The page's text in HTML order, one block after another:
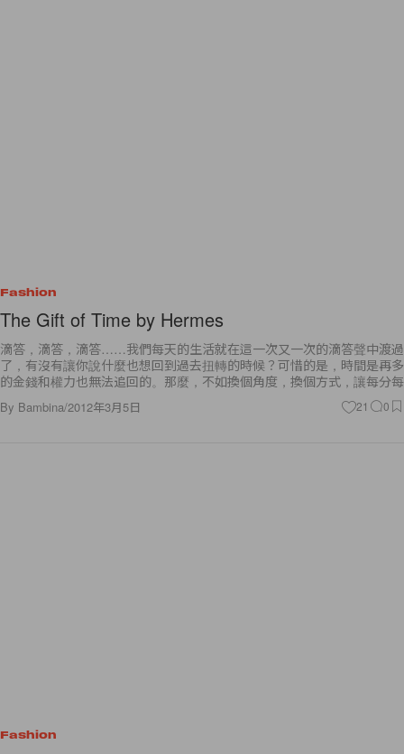
Fashion
The Gift of Time by Hermes
滴答，滴答，滴答……我們每天的生活就在這一次又一次的滴答聲中渡過
了，有沒有讓你說什麼也想回到過去扭轉的時候？可惜的是，時間是再多
的金錢和權力也無法追回的。那麼，不如換個角度，換個方式，讓每分每
By Bambina/2012年3月5日 21 0
Fashion